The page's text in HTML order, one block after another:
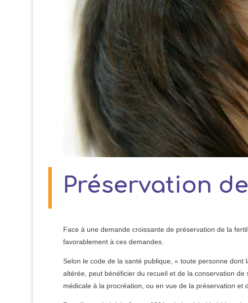
Préservation
Face à une demande croissante de préservation de la
favorablement à ces demandes.
Selon le code de la santé publique, « toute personne dont
altérée, peut bénéficier du recueil et de la conservation
médicale à la procréation, ou en vue de la préservation et